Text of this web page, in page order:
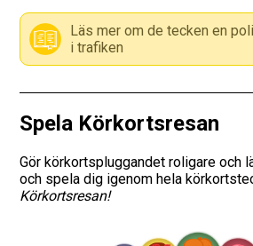
Language
Läs mer om de tecken en
i trafiken
Spela Körkortsresan
Gör körkortspluggandet roligare och
och spela dig igenom hela
Körkortsresan!